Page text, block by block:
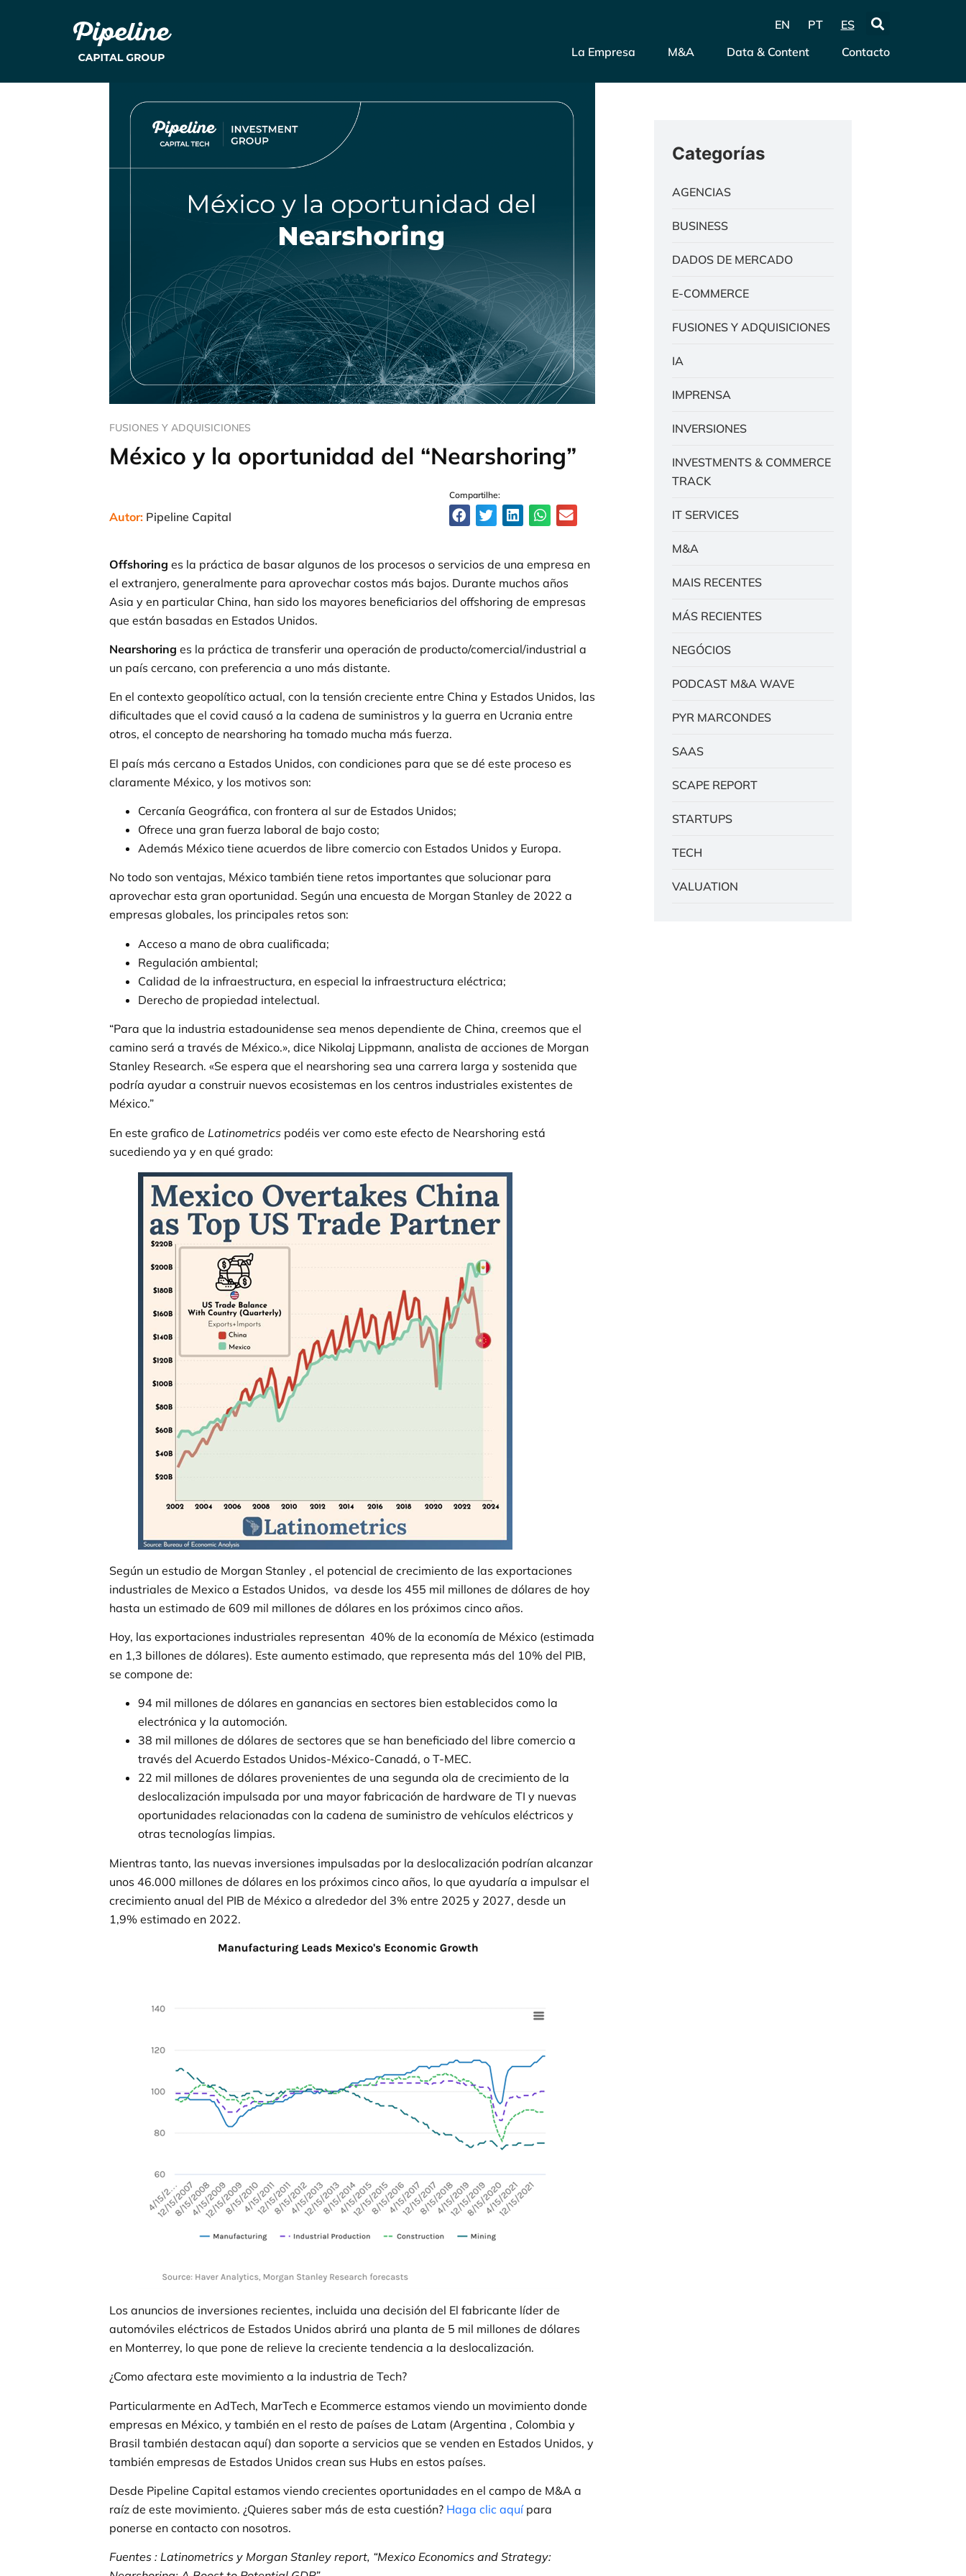
EN PT
ES
La Empresa
M&A Data & Content Contacto
FUSIONES Y ADQUISICIONES
México y la oportunidad del “Nearshoring”
Autor: Pipeline Capital
Compartilhe:
Offshoring es la práctica de basar algunos de los procesos o servicios de una empresa en
el extranjero, generalmente para aprovechar costos más bajos. Durante muchos años
Asia y en particular China, han sido los mayores beneficiarios del offshoring de empresas
que están basadas en Estados Unidos.
Nearshoring es la práctica de transferir una operación de producto/comercial/industrial a
un país cercano, con preferencia a uno más distante.
En el contexto geopolítico actual, con la tensión creciente entre China y Estados Unidos, las
dificultades que el covid causó a la cadena de suministros y la guerra en Ucrania entre
otros, el concepto de nearshoring ha tomado mucha más fuerza.
El país más cercano a Estados Unidos, con condiciones para que se dé este proceso es
claramente México, y los motivos son:
Cercanía Geográfica, con frontera al sur de Estados Unidos;
Ofrece una gran fuerza laboral de bajo costo;
Además México tiene acuerdos de libre comercio con Estados Unidos y Europa.
No todo son ventajas, México también tiene retos importantes que solucionar para
aprovechar esta gran oportunidad. Según una encuesta de Morgan Stanley de 2022 a
empresas globales, los principales retos son:
Acceso a mano de obra cualificada;
Regulación ambiental;
Calidad de la infraestructura, en especial la infraestructura eléctrica;
Derecho de propiedad intelectual.
“Para que la industria estadounidense sea menos dependiente de China, creemos que el
camino será a través de México.», dice Nikolaj Lippmann, analista de acciones de Morgan
Stanley Research. «Se espera que el nearshoring sea una carrera larga y sostenida que
podría ayudar a construir nuevos ecosistemas en los centros industriales existentes de
México.”
En este grafico de Latinometrics podéis ver como este efecto de Nearshoring está
sucediendo ya y en qué grado:
Según un estudio de Morgan Stanley , el potencial de crecimiento de las exportaciones
industriales de Mexico a Estados Unidos, va desde los 455 mil millones de dólares de hoy
hasta un estimado de 609 mil millones de dólares en los próximos cinco años.
Hoy, las exportaciones industriales representan 40% de la economía de México (estimada
en 1,3 billones de dólares). Este aumento estimado, que representa más del 10% del PIB,
se compone de:
94 mil millones de dólares en ganancias en sectores bien establecidos como la
electrónica y la automoción.
38 mil millones de dólares de sectores que se han beneficiado del libre comercio a
través del Acuerdo Estados Unidos-México-Canadá, o T-MEC.
22 mil millones de dólares provenientes de una segunda ola de crecimiento de la
deslocalización impulsada por una mayor fabricación de hardware de TI y nuevas
oportunidades relacionadas con la cadena de suministro de vehículos eléctricos y
otras tecnologías limpias.
Mientras tanto, las nuevas inversiones impulsadas por la deslocalización podrían alcanzar
unos 46.000 millones de dólares en los próximos cinco años, lo que ayudaría a impulsar el
crecimiento anual del PIB de México a alrededor del 3% entre 2025 y 2027, desde un
1,9% estimado en 2022.
Los anuncios de inversiones recientes, incluida una decisión del El fabricante líder de
automóviles eléctricos de Estados Unidos abrirá una planta de 5 mil millones de dólares
en Monterrey, lo que pone de relieve la creciente tendencia a la deslocalización.
¿Como afectara este movimiento a la industria de Tech?
Particularmente en AdTech, MarTech e Ecommerce estamos viendo un movimiento donde
empresas en México, y también en el resto de países de Latam (Argentina , Colombia y
Brasil también destacan aquí) dan soporte a servicios que se venden en Estados Unidos, y
también empresas de Estados Unidos crean sus Hubs en estos países.
Desde Pipeline Capital estamos viendo crecientes oportunidades en el campo de M&A a
raíz de este movimiento. ¿Quieres saber más de esta cuestión? Haga clic aquípara
ponerse en contacto con nosotros.
Fuentes : Latinometrics y Morgan Stanley report, “Mexico Economics and Strategy:
Categorías
AGENCIAS
BUSINESS
DADOS DE MERCADO
E-COMMERCE
FUSIONES Y ADQUISICIONES
IA
IMPRENSA
INVERSIONES
INVESTMENTS & COMMERCE
TRACK
IT SERVICES
M&A
MAIS RECENTES
MÁS RECIENTES
NEGÓCIOS
PODCAST M&A WAVE
PYR MARCONDES
SAAS
SCAPE REPORT
STARTUPS
TECH
VALUATION